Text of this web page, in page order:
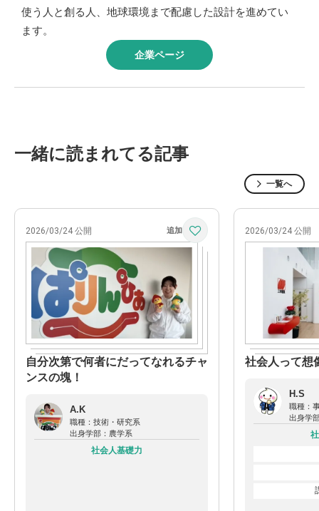
使う人と創る人、地球環境まで配慮した設計を進めてい
ます。
企業ページ
一緒に読まれてる記事
一覧へ
2026/03/24 公開
自分次第で何者にだってなれるチャ
ンスの塊！
A.K
職種： 技術・研究系
出身学部： 農学系
社会人基礎力
2026/03/24 公開
社会人って想
H.S
職種：
出身学